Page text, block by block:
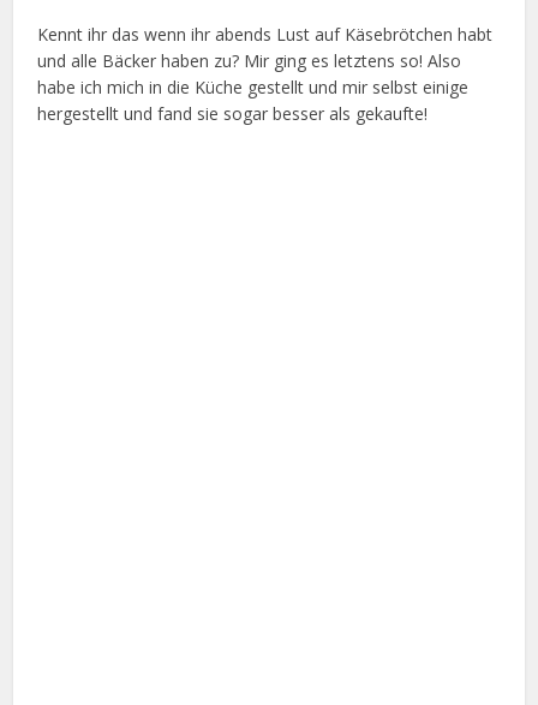
Kennt ihr das wenn ihr abends Lust auf Käsebrötchen habt
und alle Bäcker haben zu? Mir ging es letztens so! Also
habe ich mich in die Küche gestellt und mir selbst einige
hergestellt und fand sie sogar besser als gekaufte!